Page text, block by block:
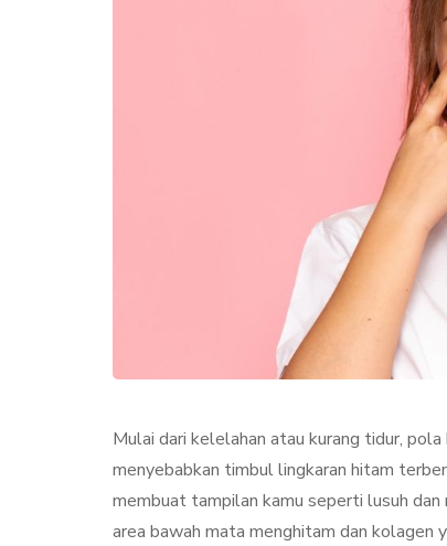
Mulai dari kelelahan atau kurang tidur,
menyebabkan timbul lingkaran hitam
membuat tampilan kamu seperti lusuh
area bawah mata menghitam dan kolagen